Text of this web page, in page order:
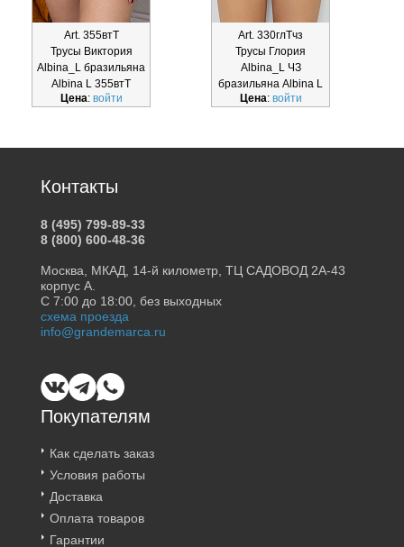
Art. 355втТ
Трусы Виктория
Albina_L бразильяна
Albina L 355втТ
Цена: войти
Art. 330глТчз
Трусы Глория
Albina_L ЧЗ
бразильяна Albina L
330глТчз
Цена: войти
Покупателям
Как сделать заказ
Условия работы
Доставка
Оплата товаров
Гарантии
Контакты
8 (495) 799-89-33
8 (800) 600-48-36
Москва, МКАД, 14-й километр, ТЦ САДОВОД 2А-43
корпус А.
С 7:00 до 18:00, без выходных
схема проезда
info@grandemarca.ru